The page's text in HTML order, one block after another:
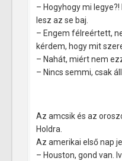
– Hogyhogy mi
lesz az se baj.
– Engem félreértett,
kérdem, hogy mit
– Nahát, miért nem
– Nincs semmi, csak
Az amcsik és az
Holdra.
Az amerikai első nap
– Houston, gond van.